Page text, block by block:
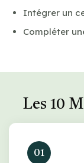
Intégrer un
Compléter
Les 10
01